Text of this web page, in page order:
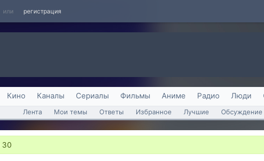
или регистрация
Кино Каналы Сериалы Фильмы Аниме Радио Люди
Лента Мои темы Ответы Избранное Лучшие Обсуждение
30